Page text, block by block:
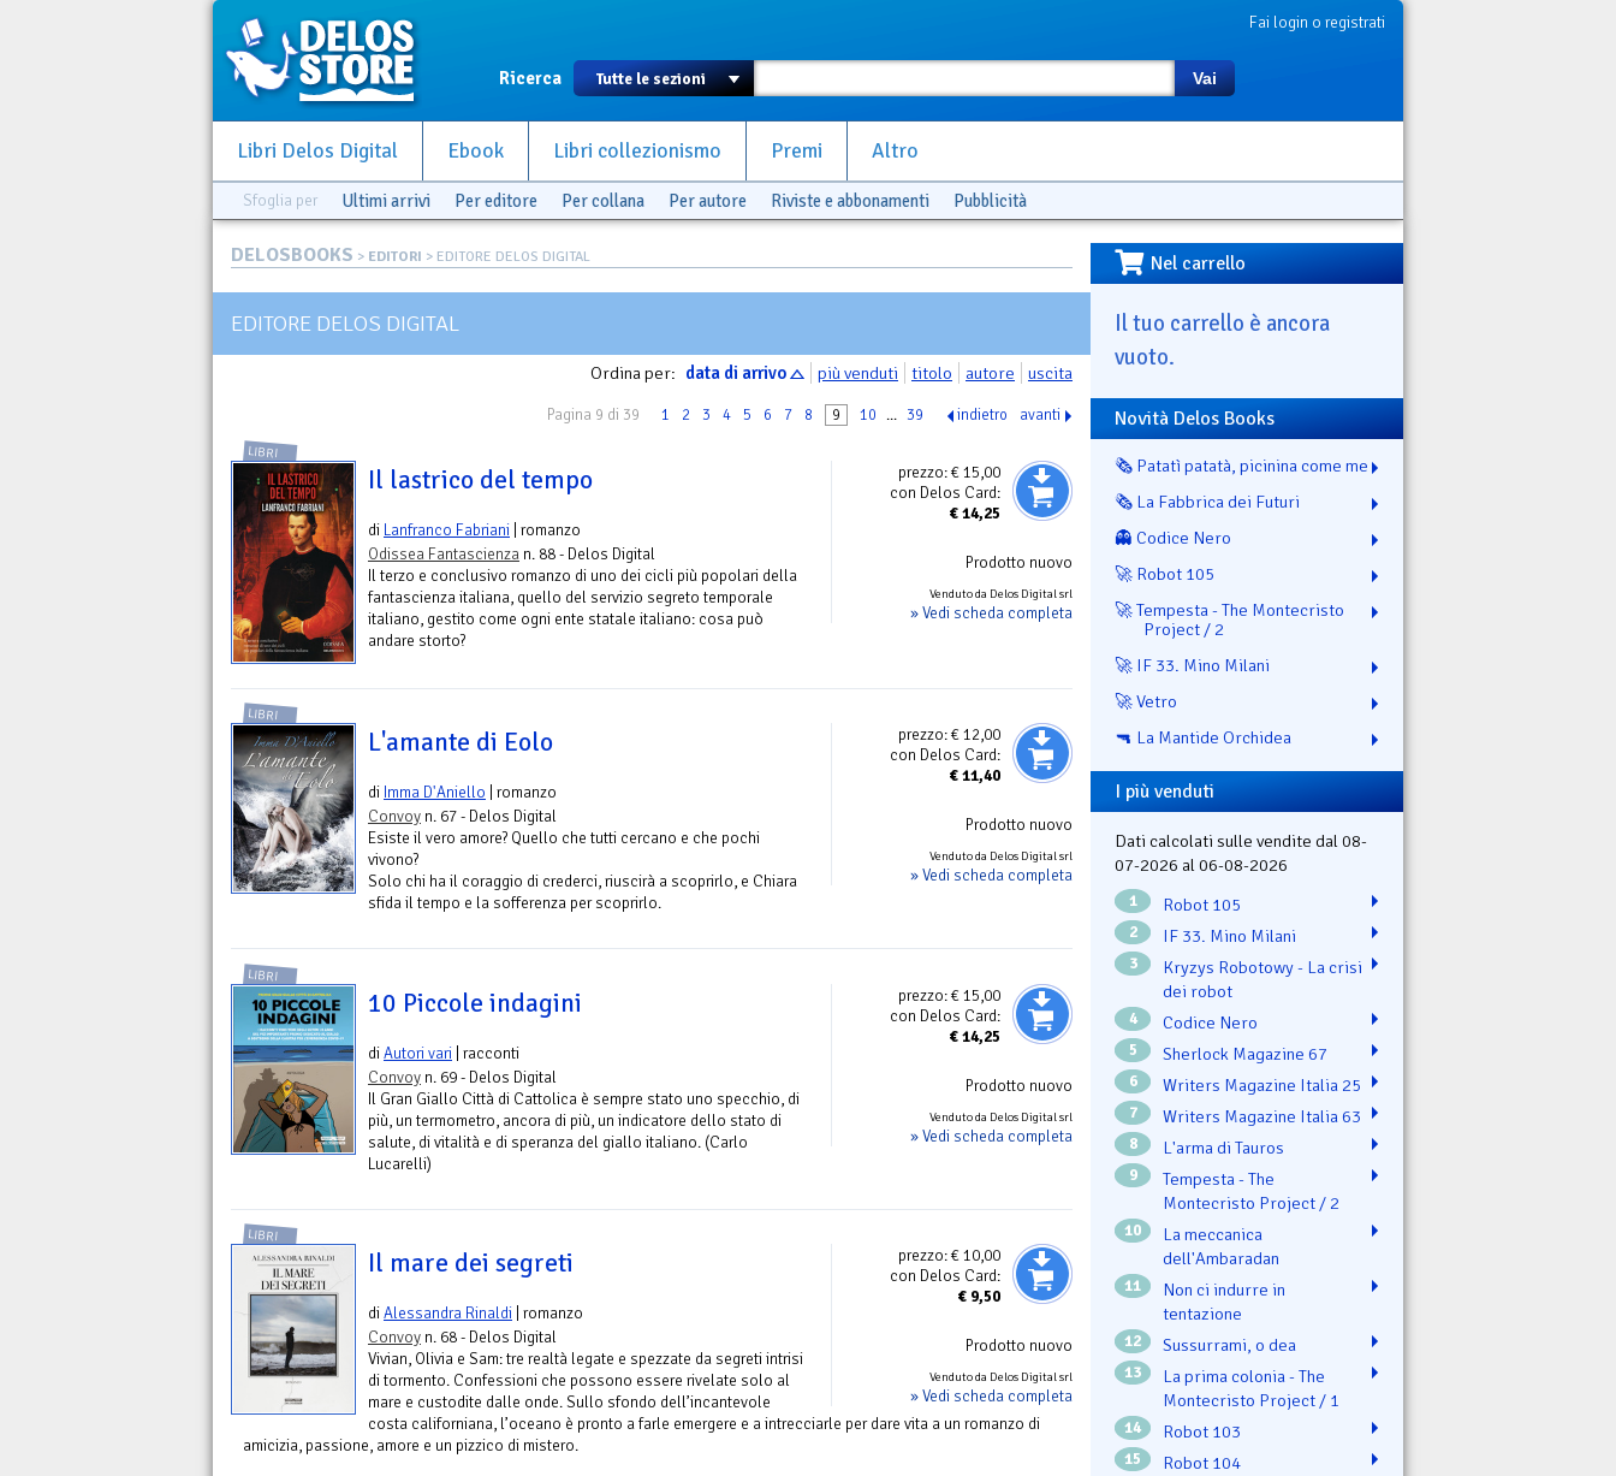
Fai login o registrati
Ricerca Vai
Libri Delos Digital Ebook Libri collezionismo Premi Altro
Sfoglia per Ultimi arrivi Per editore Per collana Per autore Riviste e abbonamenti Pubblicità
DELOSBOOKS > EDITORI > EDITORE DELOS DIGITAL
EDITORE DELOS DIGITAL
Ordina per: data di arrivo più venduti titolo autore uscita
Pagina 9 di 39 1 2 3 4 5 6 7 8 9 10 ... 39 indietro avanti
prezzo:€ 15,00
con Delos Card:
€14,25
Prodotto nuovo
Venduto da Delos Digital srl
» Vedi scheda completa
LIBRI
Il lastrico del tempo
di Lanfranco Fabriani | romanzo
Odissea Fantascienza n. 88 - Delos Digital
Il terzo e conclusivo romanzo di uno dei cicli più popolari della
fantascienza italiana, quello del servizio segreto temporale
italiano, gestito come ogni ente statale italiano: cosa può
andare storto?
prezzo:€ 12,00
con Delos Card:
€11,40
Prodotto nuovo
Venduto da Delos Digital srl
» Vedi scheda completa
LIBRI
L'amante di Eolo
di Imma D'Aniello | romanzo
Convoy n. 67 - Delos Digital
Esiste il vero amore? Quello che tutti cercano e che pochi
vivono?
Solo chi ha il coraggio di crederci, riuscirà a scoprirlo, e Chiara
sfida il tempo e la sofferenza per scoprirlo.
prezzo:€ 15,00
con Delos Card:
€14,25
Prodotto nuovo
Venduto da Delos Digital srl
» Vedi scheda completa
LIBRI
10 Piccole indagini
diAutori vari | racconti
Convoy n. 69 - Delos Digital
Il Gran Giallo Città di Cattolica è sempre stato uno specchio, di
più, un termometro, ancora di più, un indicatore dello stato di
salute, di vitalità e di speranza del giallo italiano. (Carlo
Lucarelli)
prezzo:€ 10,00
con Delos Card:
€ 9,50
Prodotto nuovo
Venduto da Delos Digital srl
» Vedi scheda completa
LIBRI
Il mare dei segreti
diAlessandra Rinaldi | romanzo
Convoy n. 68 - Delos Digital
Vivian, Olivia e Sam: tre realtà legate e spezzate da segreti intrisi
di tormento. Confessioni che possono essere rivelate solo al
mare e custodite dalle onde. Sullo sfondo dell’incantevole
costa californiana, l’oceano è pronto a farle emergere e a intrecciarle per dare vita a un romanzo di
amicizia, passione, amore e un pizzico di mistero.
Nel carrello
Il tuo carrello è ancora
vuoto.
Novità Delos Books
🗞️ Patatì patatà, picinina come me
🗞️ La Fabbrica dei Futuri
👻 Codice Nero
🚀 Robot 105
🚀 Tempesta - The Montecristo
Project / 2
🚀 IF 33. Mino Milani
🚀 Vetro
🔫 La Mantide Orchidea
I più venduti
Dati calcolati sulle vendite dal 08-
07-2026 al 06-08-2026
1 Robot 105
2 IF 33. Mino Milani
3
Kryzys Robotowy - La crisi
dei robot
4 Codice Nero
5 Sherlock Magazine 67
6 Writers Magazine Italia 25
7 Writers Magazine Italia 63
8 L'arma di Tauros
9
Tempesta - The
Montecristo Project / 2
10
La meccanica
dell'Ambaradan
11
Non ci indurre in
tentazione
12 Sussurrami, o dea
13
La prima colonia - The
Montecristo Project / 1
14 Robot 103
15 Robot 104